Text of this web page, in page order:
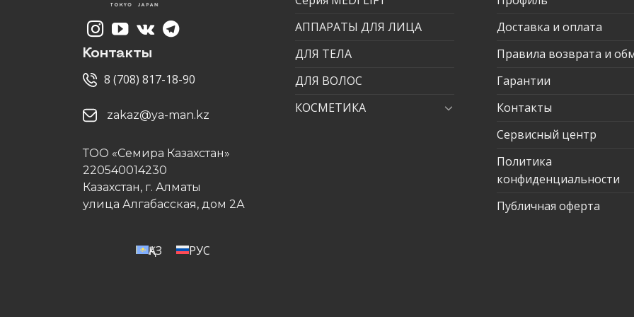
Контакты
8 (708) 817-18-90
zakaz@ya-man.kz
ТОО «Семира Казахстан»
220540014230
Казахстан, г. Алматы
улица Алгабасская, дом 2А
ҚАЗ РУС
АППАРАТЫ ДЛЯ ЛИЦА
ДЛЯ ТЕЛА
ДЛЯ ВОЛОС
КОСМЕТИКА
Доставка и оплата
Правила возврата и
Гарантии
Контакты
Сервисный центр
Политика
конфиденциальности
Публичная оферта